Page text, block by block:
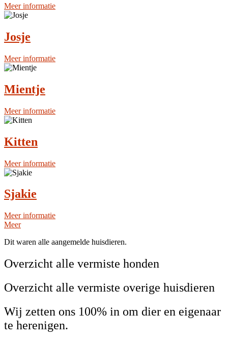
Meer informatie
Josje
Meer informatie
Mientje
Meer informatie
Kitten
Meer informatie
Sjakie
Meer informatie
Meer
Dit waren alle aangemelde huisdieren.
Overzicht alle vermiste honden
Overzicht alle vermiste overige huisdieren
Wij zetten ons 100% in om dier en eigenaar
te herenigen.